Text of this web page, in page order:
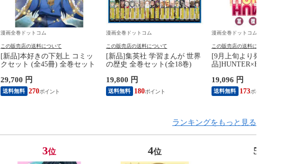
漫画全巻ドットコム
この販売店の送料について
[新品]本好きの下剋上 コミッ
クセット (全45冊) 全巻セット
29,700 円
送料無料 270
漫画全巻ドットコム
この販売店の送料について
[新品]集英社 学習まんが 世界
の歴史 全巻セット(全18巻)
19,800 円
送料無料 180
漫画全巻ドットコム
この販売店の送料について
[9月上旬より発送予定][
品]HUNTER×HUNTER
全巻セット [入荷予約]
19,096 円
送料無料 173
ランキングをもっと見る
3位 4位 5